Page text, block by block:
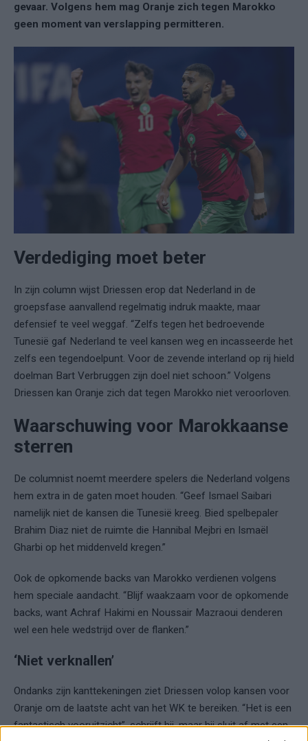
gevaar. Volgens hem mag Oranje zich tegen Marokko
geen moment van verslapping permitteren.
Verdediging moet beter
In zijn column wijst Driessen erop dat Nederland in de
groepsfase aanvallend regelmatig indruk maakte, maar
defensief te veel weggaf. “Zelfs tegen het bedroevende
Tunesië gaf Nederland te veel kansen weg en incasseerde het
zelfs een tegendoelpunt. Voor de zevende interland op rij hield
doelman Bart Verbruggen zijn doel niet schoon.” Volgens
Driessen kan Oranje zich dat tegen Marokko niet veroorloven.
Waarschuwing voor Marokkaanse
sterren
De columnist noemt meerdere spelers die Nederland volgens
hem extra in de gaten moet houden. “Geef Ismael Saibari
namelijk niet de kansen die Tunesië kreeg. Bied spelbepaler
Brahim Diaz niet de ruimte die Hannibal Mejbri en Ismaël
Gharbi op het middenveld kregen.”
Ook de opkomende backs van Marokko verdienen volgens
hem speciale aandacht. “Blijf waakzaam voor de opkomende
backs, want Achraf Hakimi en Noussair Mazraoui denderen
wel een hele wedstrijd over de flanken.”
‘Niet verknallen’
Ondanks zijn kanttekeningen ziet Driessen volop kansen voor
Oranje om de laatste acht van het WK te bereiken. “Het is een
fantastisch vooruitzicht”, schrijft hij, maar hij sluit af met een